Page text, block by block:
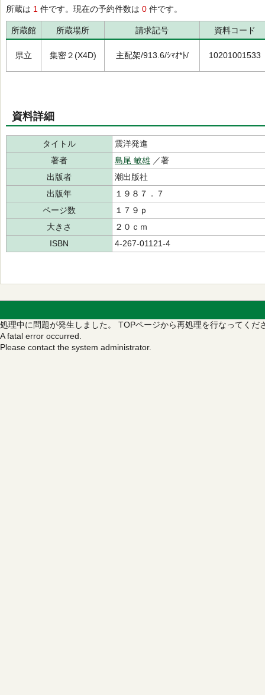
所蔵は 1 件です。現在の予約件数は 0 件です。
所蔵館 所蔵場所 請求記号 資料コード
県立 集密２(X4D) 主配架/913.6/ｼﾏｵ*ﾄ/ 10201001533
資料詳細
タイトル
震洋発進
著者
島尾 敏雄 ／著
出版者
潮出版社
出版年
１９８７．７
ページ数
１７９ｐ
大きさ
２０ｃｍ
ISBN
4-267-01121-4
処理中に問題が発生しました。 TOPページから再処理を行なってくだ
A fatal error occurred.
Please contact the system administrator.